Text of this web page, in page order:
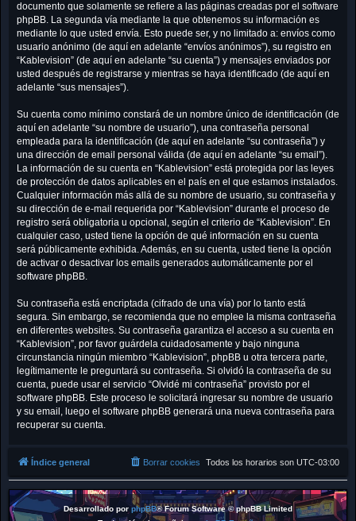
documento que solamente se refiere a las páginas creadas por el software
phpBB. La segunda vía mediante la que obtenemos su información es
mediante lo que usted envía. Esto puede ser, y no limitado a: envíos como
usuario anónimo (de aquí en adelante “envíos anónimos”), su registro en
“Kablevision” (de aquí en adelante “su cuenta”) y mensajes enviados por
usted después de registrarse y mientras se haya identificado (de aquí en
adelante “sus mensajes”).
Su cuenta como mínimo constará de un nombre único de identificación (de
aquí en adelante “su nombre de usuario”), una contraseña personal
empleada para la identificación (de aquí en adelante “su contraseña”) y
una dirección de email personal válida (de aquí en adelante “su email”).
La información de su cuenta en “Kablevision” está protegida por las leyes
de protección de datos aplicables en el país en el que estamos instalados.
Cualquier información más allá de su nombre de usuario, su contraseña y
su dirección de e-mail requerida por “Kablevision” durante el proceso de
registro será obligatoria u opcional, según el criterio de “Kablevision”. En
cualquier caso, usted tiene la opción de qué información en su cuenta
será públicamente exhibida. Además, en su cuenta, usted tiene la opción
de activar o desactivar los emails generados automáticamente por el
software phpBB.
Su contraseña está encriptada (cifrado de una vía) por lo tanto está
segura. Sin embargo, se recomienda que no emplee la misma contraseña
en diferentes websites. Su contraseña garantiza el acceso a su cuenta en
“Kablevision”, por favor guárdela cuidadosamente y bajo ninguna
circunstancia ningún miembro “Kablevision”, phpBB u otra tercera parte,
legítimamente le preguntará su contraseña. Si olvidó la contraseña de su
cuenta, puede usar el servicio “Olvidé mi contraseña” provisto por el
software phpBB. Este proceso le solicitará ingresar su nombre de usuario
y su email, luego el software phpBB generará una nueva contraseña para
recuperar su cuenta.
Índice general Todos los horarios son UTC-03:00
Borrar cookies
Desarrollado porphpBB® Forum Software © phpBB Limited